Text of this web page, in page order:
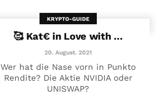
KRYPTO-GUIDE
🥰 Kat€ in Love with …
20. August. 2021
Wer hat die Nase vorn in Punkto
Rendite? Die Aktie NVIDIA oder
UNISWAP?